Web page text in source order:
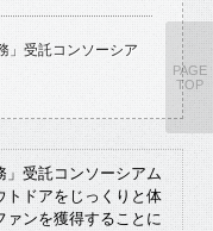
」受託コンソーシア
」受託コンソーシアム
トドアをじっくりと体
ァンを獲得することに
PAGE
TOP